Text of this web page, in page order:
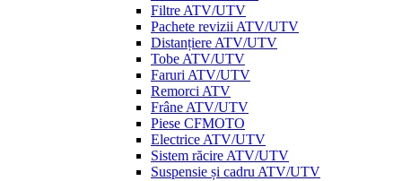
Filtre ATV/UTV
Pachete revizii ATV/UTV
Distanțiere ATV/UTV
Tobe ATV/UTV
Faruri ATV/UTV
Remorci ATV
Frâne ATV/UTV
Piese CFMOTO
Electrice ATV/UTV
Sistem răcire ATV/UTV
Suspensie și cadru ATV/UTV